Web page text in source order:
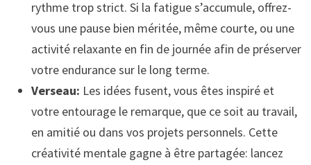
rythme trop strict. Si la fatigue s’accumule, offrez-
vous une pause bien méritée, même courte, ou une
activité relaxante en fin de journée afin de préserver
votre endurance sur le long terme.
Verseau: Les idées fusent, vous êtes inspiré et
votre entourage le remarque, que ce soit au travail,
en amitié ou dans vos projets personnels. Cette
créativité mentale gagne à être partagée: lancez